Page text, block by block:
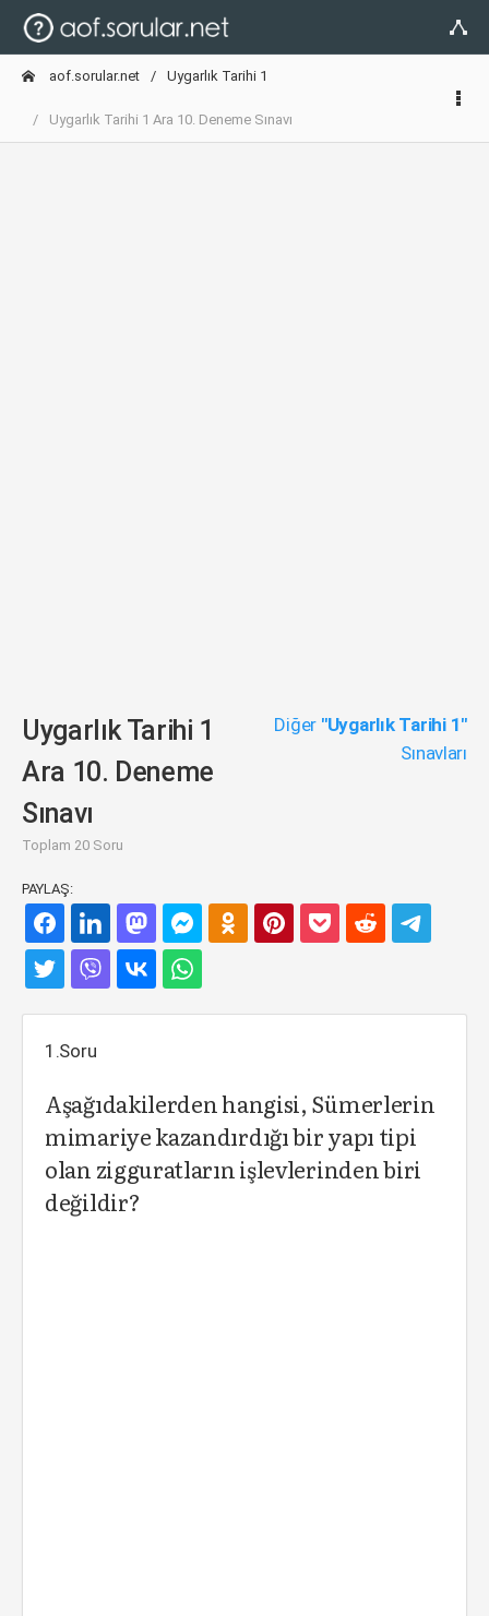
aof.sorular.net Uygarlık Tarihi 1
Uygarlık Tarihi 1 Ara 10. Deneme Sınavı
Uygarlık Tarihi 1
Ara 10. Deneme
Sınavı
Toplam 20 Soru
Diğer "Uygarlık Tarihi 1"
Sınavları
PAYLAŞ:
1.Soru
Aşağıdakilerden hangisi, Sümerlerin
mimariye kazandırdığı bir yapı tipi
olan zigguratların işlevlerinden biri
değildir?